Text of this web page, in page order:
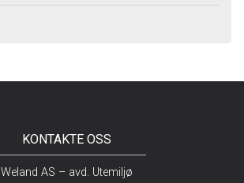
KONTAKTE OSS
Weland AS – avd. Utemiljø